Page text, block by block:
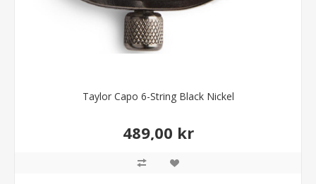
Taylor Capo 6-String Black Nickel
489,00 kr